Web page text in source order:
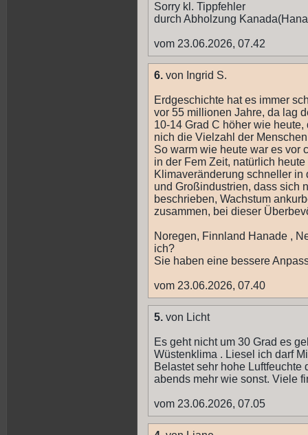
Sorry kl. Tippfehler
durch Abholzung
vom 23.06.2026, 07.42
6. von Ingrid S.
Erdgeschichte hat es immer
vor 55 millionen Jahre, da lag
10-14 Grad C höher wie heute,
nich die Vielzahl der
So warm wie heute war es vor
in der Fem Zeit, natürlich
Klimaveränderung schneller
und Großindustrien, dass sich
beschrieben, Wachstum
zusammen, bei dieser
Noregen, Finnland Hanade ,
ich?
Sie haben eine bessere
vom 23.06.2026, 07.40
5. von Licht
Es geht nicht um 30 Grad es
Wüstenklima . Liesel ich darf
Belastet sehr hohe Luftfeuchte
abends mehr wie sonst. Viele
vom 23.06.2026, 07.05